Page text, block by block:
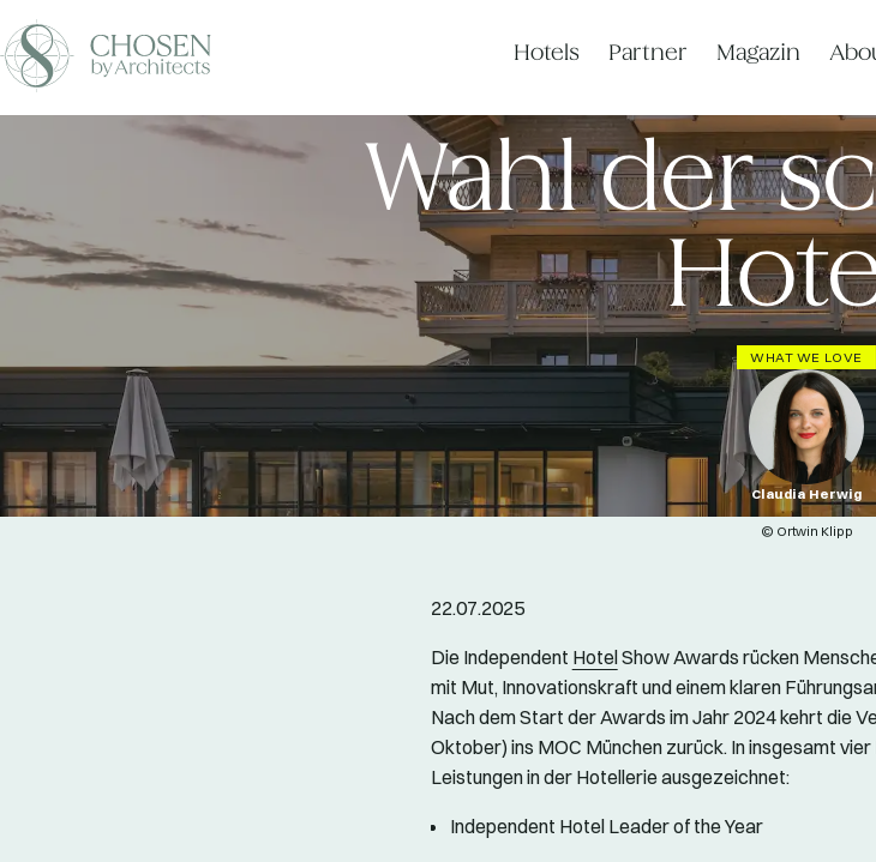
Hotels Partner Magazin
Wahl der
WHAT WE LOVE
Claudia Herwig
© Ortwin Klipp
22.07.2025
Die Independent HotelShow Awards rücken
mit Mut, Innovationskraft und einem klaren
Nach dem Start der Awards im Jahr 2024 kehrt die
Oktober) ins MOC München zurück. In insgesamt
Leistungen in der Hotellerie ausgezeichnet:
Independent Hotel Leader of the Year